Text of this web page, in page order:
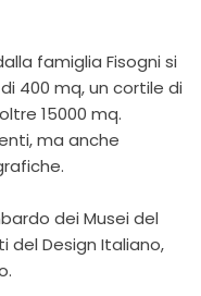
famiglia Fisogni si
400 mq, un cortile di
15000 mq.
ma anche
dei Musei del
del Design Italiano,